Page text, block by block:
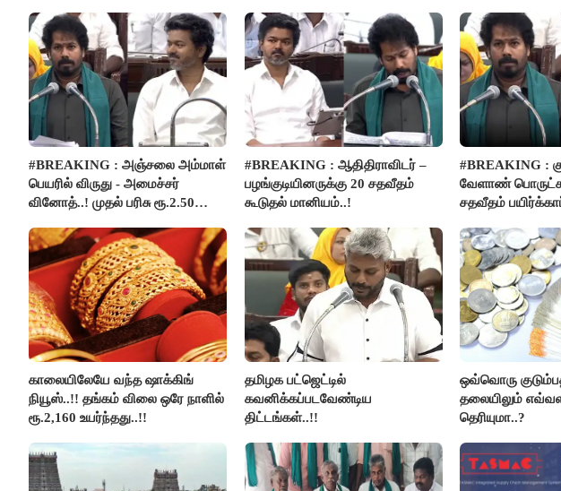
#BREAKING : அஞ்சலை அம்மாள்
பெயரில் விருது - அமைச்சர்
வினோத்..! முதல் பரிசு ரூ.2.50
#BREAKING : ஆதிதிராவிடர் –
பழங்குடியினருக்கு 20 சதவீதம்
கூடுதல் மானியம்..!
#BREAKING :
வேளாண்
சதவீதம்
காலையிலேயே வந்த ஷாக்கிங்
நியூஸ்..!! தங்கம் விலை ஒரே நாளில்
ரூ.2,160 உயர்ந்தது..!!
தமிழக பட்ஜெட்டில்
கவனிக்கப்படவேண்டிய
திட்டங்கள்..!!
ஒவ்வொரு
தலையிலும்
தெரியுமா..?